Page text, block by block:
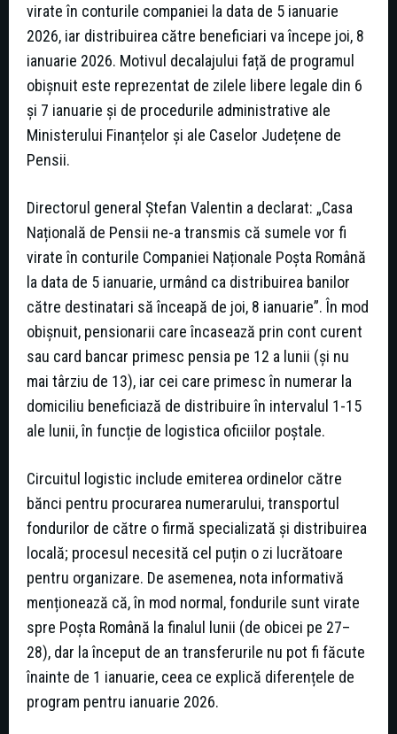
virate în conturile companiei la data de 5 ianuarie
2026, iar distribuirea către beneficiari va începe joi, 8
ianuarie 2026. Motivul decalajului față de programul
obișnuit este reprezentat de zilele libere legale din 6
și 7 ianuarie și de procedurile administrative ale
Ministerului Finanțelor și ale Caselor Județene de
Pensii.
Directorul general Ștefan Valentin a declarat: „Casa
Națională de Pensii ne-a transmis că sumele vor fi
virate în conturile Companiei Naționale Poșta Română
la data de 5 ianuarie, urmând ca distribuirea banilor
către destinatari să înceapă de joi, 8 ianuarie”. În mod
obișnuit, pensionarii care încasează prin cont curent
sau card bancar primesc pensia pe 12 a lunii (și nu
mai târziu de 13), iar cei care primesc în numerar la
domiciliu beneficiază de distribuire în intervalul 1-15
ale lunii, în funcție de logistica oficiilor poștale.
Circuitul logistic include emiterea ordinelor către
bănci pentru procurarea numerarului, transportul
fondurilor de către o firmă specializată și distribuirea
locală; procesul necesită cel puțin o zi lucrătoare
pentru organizare. De asemenea, nota informativă
menționează că, în mod normal, fondurile sunt vira­te
spre Poșta Română la finalul lunii (de obicei pe 27–
28), dar la început de an transferurile nu pot fi făcute
înainte de 1 ianuarie, ceea ce explică diferențele de
program pentru ianuarie 2026.